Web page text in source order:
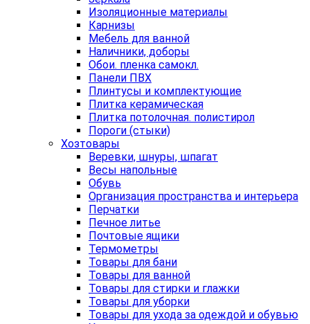
Изоляционные материалы
Карнизы
Мебель для ванной
Наличники, доборы
Обои. пленка самокл.
Панели ПВХ
Плинтусы и комплектующие
Плитка керамическая
Плитка потолочная. полистирол
Пороги (стыки)
Хозтовары
Веревки, шнуры, шпагат
Весы напольные
Обувь
Организация пространства и интерьера
Перчатки
Печное литье
Почтовые ящики
Термометры
Товары для бани
Товары для ванной
Товары для стирки и глажки
Товары для уборки
Товары для ухода за одеждой и обувью